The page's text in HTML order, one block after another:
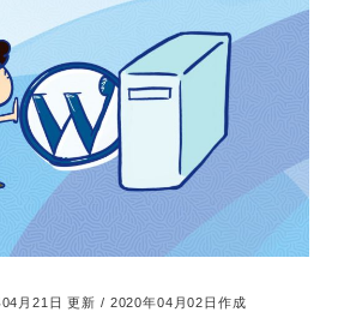
月21日 更新 / 2020年04月02日作成